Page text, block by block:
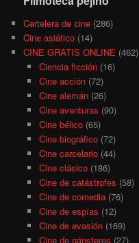
Cartelera de cine (286)
Cine asiático (14)
CINE GRATIS ONLINE (462)
Ciencia ficción(16)
Cine acción(72)
Cine alemán(26)
Cine aventuras (90)
Cine bélico(65)
Cine biográfico(72)
Cine carcelario(44)
Cine clásico(186)
Cine de catástrofes (58)
Cine de comedia(76)
Cine de espías (12)
Cine de evasión(169)
Cine de gánsteres (27)